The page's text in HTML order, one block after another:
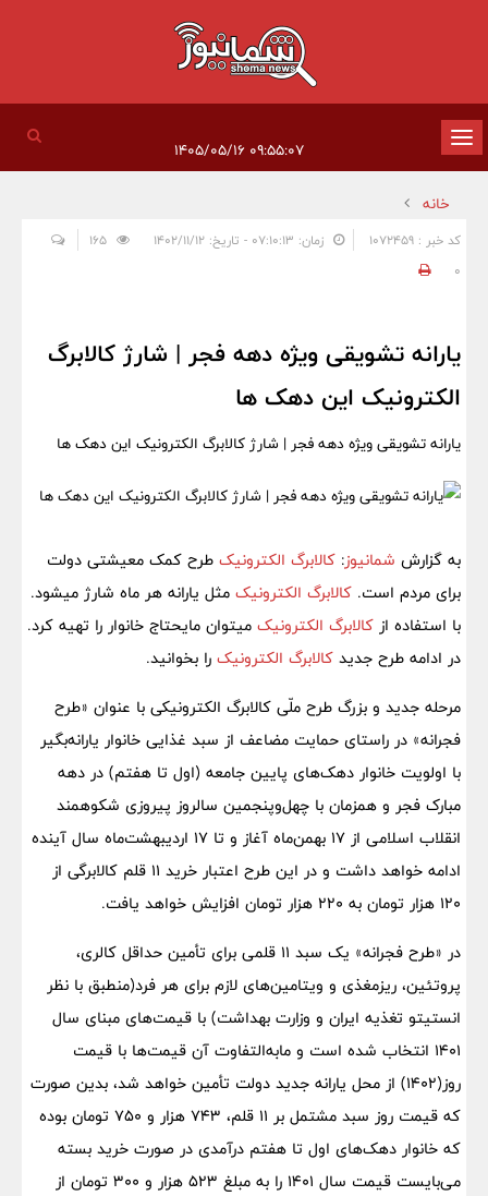
تغییر
وضعیت
ناوبری
خانه
کد خبر : 1072459 زمان: ۰۷:۱۰:۱۳ - تاریخ: ۱۴۰۲/۱۱/۱۲
0
یارانه تشویقی ویژه دهه فجر | شارژ کالابرگ
الکترونیک این دهک ها
یارانه تشویقی ویژه دهه فجر | شارژ کالابرگ الکترونیک این دهک ها
به گزارش شمانیوز: کالابرگ الکترونیک طرح کمک معیشتی دولت
برای مردم است. کالابرگ الکترونیک مثل یارانه هر ماه شارژ میشود.
با استفاده از کالابرگ الکترونیک میتوان مایحتاج خانوار را تهیه کرد.
در ادامه طرح جدید کالابرگ الکترونیک را بخوانید.
مرحله جدید و بزرگ طرح ملّی کالابرگ الکترونیکی با عنوان «طرح
فجرانه» در راستای حمایت مضاعف از سبد غذایی خانوار یارانه‌بگیر
با اولویت خانوار دهک‌های پایین جامعه (اول تا هفتم) در دهه
مبارک فجر و همزمان با چهل‌وپنجمین سالروز پیروزی شکوهمند
انقلاب اسلامی از ۱۷ بهمن‌ماه آغاز و تا ۱۷ اردیبهشت‌ماه سال آینده
ادامه خواهد داشت و در این طرح اعتبار خرید ۱۱ قلم کالابرگی از
۱۲۰ هزار تومان به ۲۲۰ هزار تومان افزایش خواهد یافت.
در «طرح فجرانه» یک سبد ۱۱ قلمی برای تأمین حداقل کالری،
پروتئین، ریزمغذی و ویتامین‌های لازم برای هر فرد(منطبق با نظر
انستیتو تغذیه ایران و وزارت بهداشت) با قیمت‌های مبنای سال
۱۴۰۱ انتخاب شده است و مابه‌التفاوت آن قیمت‌ها با قیمت
روز(۱۴۰۲) از محل یارانه جدید دولت تأمین خواهد شد، بدین صورت
که قیمت روز سبد مشتمل بر ١١ قلم، ۷۴۳ هزار و ۷۵۰ تومان بوده
که خانوار دهک‌های اول تا هفتم درآمدی در صورت خرید بسته
می‌بایست قیمت سال ۱۴۰۱ را به مبلغ ۵۲۳ هزار و ۳۰۰ تومان از